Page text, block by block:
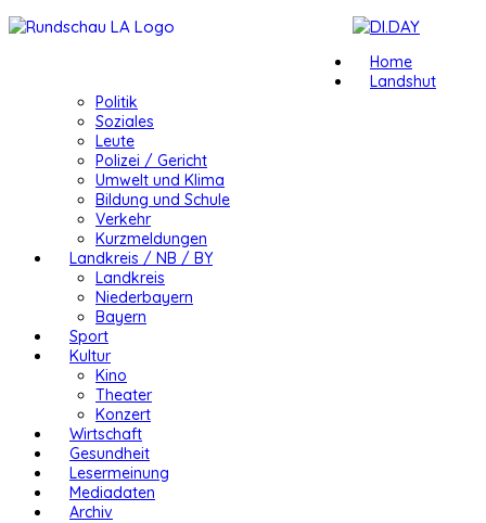
Home
Landshut
Politik
Soziales
Leute
Polizei / Gericht
Umwelt und Klima
Bildung und Schule
Verkehr
Kurzmeldungen
Landkreis / NB / BY
Landkreis
Niederbayern
Bayern
Sport
Kultur
Kino
Theater
Konzert
Wirtschaft
Gesundheit
Lesermeinung
Mediadaten
Archiv